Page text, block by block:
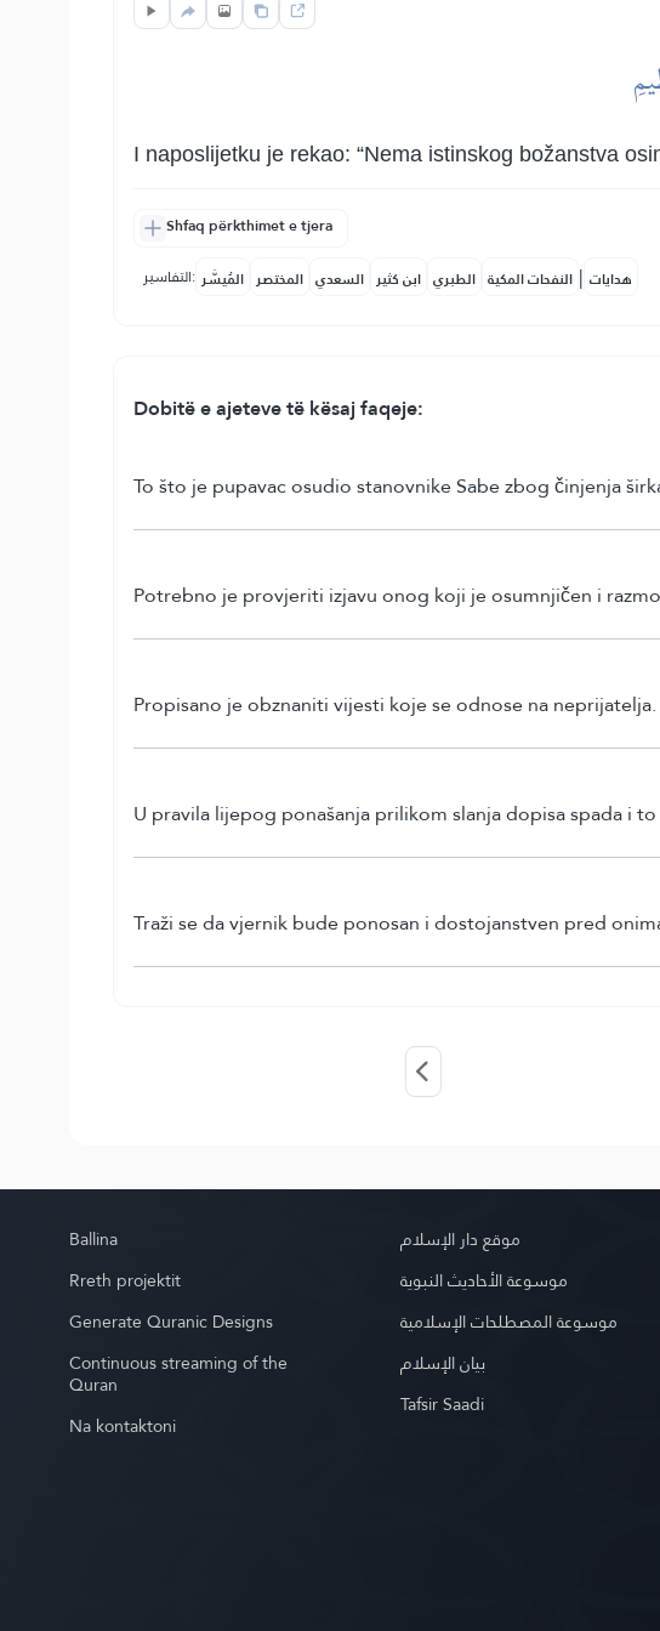
I naposlijetku je rekao: “Nema istinskog božanstva
Shfaq përkthimet e tjera
التفاسير: المُيسَّر المختصر السعدي ابن كثير الطبري النفحات المكية | هدايات
Dobitë e ajeteve të kësaj faqeje:
To što je pupavac osudio stanovnike Sabe zbog činjenja
Potrebno je provjeriti izjavu onog koji je osumnjičen i
Propisano je obznaniti vijesti koje se odnose na neprijatelja.
U pravila lijepog ponašanja prilikom slanja dopisa spada i
Traži se da vjernik bude ponosan i dostojanstven pred
Ballina
Rreth projektit
Generate Quranic Designs
Continuous streaming of the
Quran
Na kontaktoni
موقع دار الإسلام
موسوعة الأحاديث النبوية
موسوعة المصطلحات الإسلامية
بيان الإسلام
Tafsir Saadi